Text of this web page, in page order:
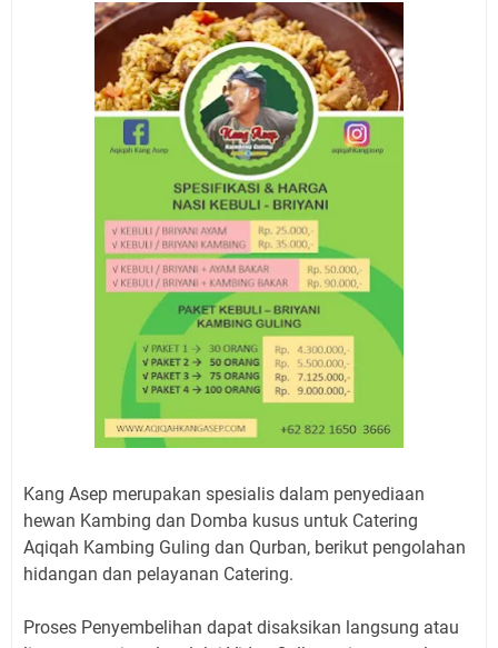
Kang Asep merupakan spesialis dalam penyediaan
hewan Kambing dan Domba kusus untuk Catering
Aqiqah Kambing Guling dan Qurban, berikut pengolahan
hidangan dan pelayanan Catering.
Proses Penyembelihan dapat disaksikan langsung atau